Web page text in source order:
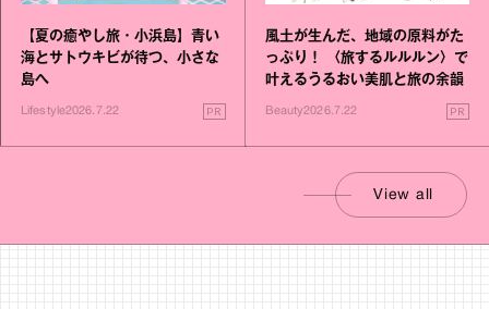
【夏の癒やし旅・小浜島】青い
海とサトウキビが待つ、小さな
島へ
Lifestyle2026.7.22 PR
風土が生んだ、地域の原料がた
っぷり！ 〈旅するルルルン〉で
叶えるうるおい美肌と旅の余韻
Beauty2026.7.22 PR
View all